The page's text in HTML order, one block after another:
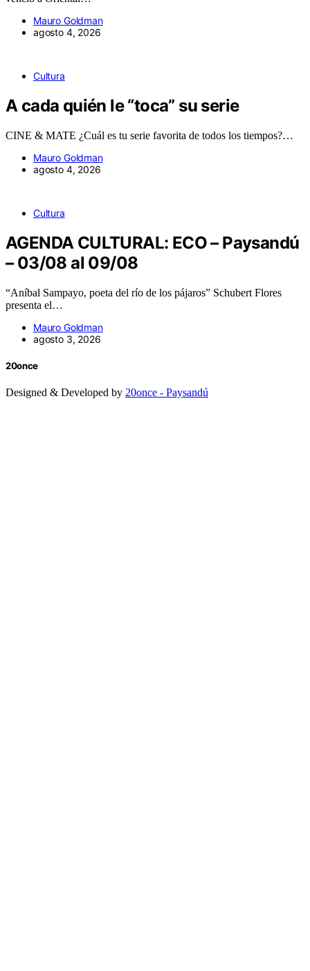
Mauro Goldman
agosto 4, 2026
Cultura
A cada quién le “toca” su serie
CINE & MATE ¿Cuál es tu serie favorita de todos los tiempos?…
Mauro Goldman
agosto 4, 2026
Cultura
AGENDA CULTURAL: ECO – Paysandú
– 03/08 al 09/08
“Aníbal Sampayo, poeta del río de los pájaros” Schubert Flores
presenta el…
Mauro Goldman
agosto 3, 2026
20once
Designed & Developed by 20once - Paysandú